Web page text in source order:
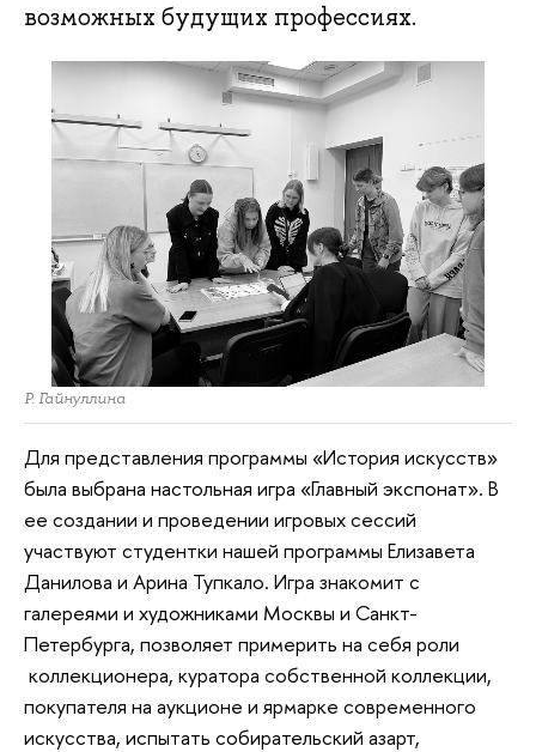
возможных будущих профессиях.
Р. Гайнуллина
Для представления программы «История искусств»
была выбрана настольная игра «Главный экспонат». В
ее создании и проведении игровых сессий
участвуют студентки нашей программы Елизавета
Данилова и Арина Тупкало. Игра знакомит с
галереями и художниками Москвы и Санкт-
Петербурга, позволяет примерить на себя роли
коллекционера, куратора собственной коллекции,
покупателя на аукционе и ярмарке современного
искусства, испытать собирательский азарт,